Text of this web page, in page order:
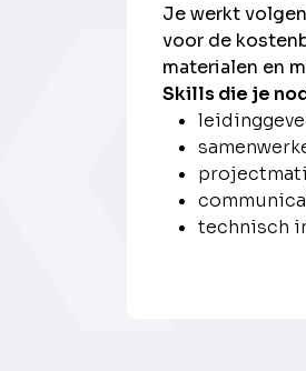
Je werkt
voor de
materialen en
Skills die je
technisch